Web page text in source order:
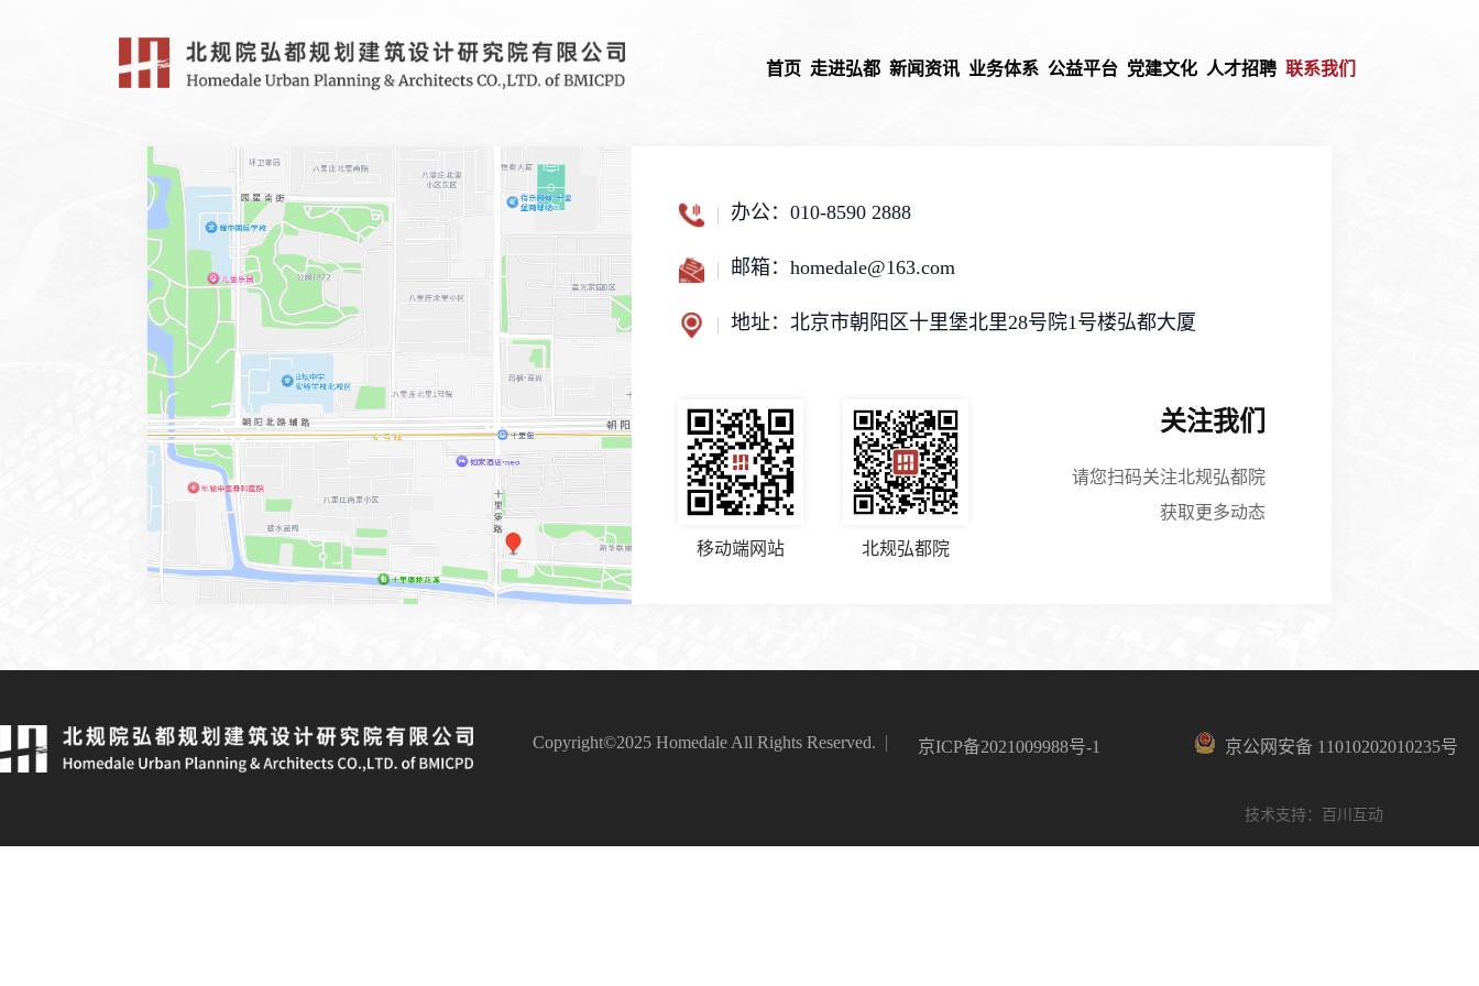
首页 走进弘都 新闻资讯 业务体系 公益平台 党建文化 人才招聘 联系我们
办公：010-8590 2888
邮箱：homedale@163.com
地址：北京市朝阳区十里堡北里28号院1号楼弘都大厦
移动端网站 北规弘都院
关注我们
请您扫码关注北规弘都院
获取更多动态
Copyright©2025 Homedale All Rights Reserved. 京ICP备2021009988号-1 京公网安备 11010202010235号
技术支持：百川互动